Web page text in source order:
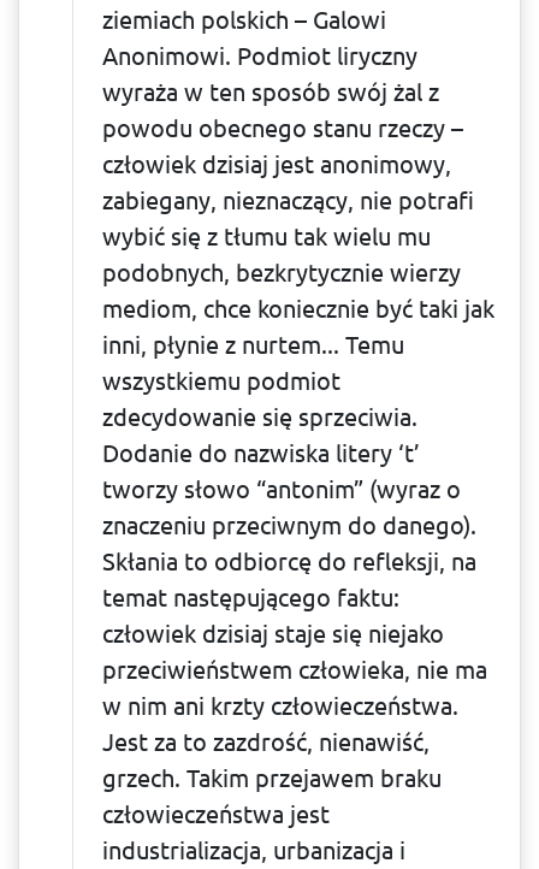
ziemiach polskich – Galowi
Anonimowi. Podmiot liryczny
wyraża w ten sposób swój żal z
powodu obecnego stanu rzeczy –
człowiek dzisiaj jest anonimowy,
zabiegany, nieznaczący, nie potrafi
wybić się z tłumu tak wielu mu
podobnych, bezkrytycznie wierzy
mediom, chce koniecznie być taki jak
inni, płynie z nurtem... Temu
wszystkiemu podmiot
zdecydowanie się sprzeciwia.
Dodanie do nazwiska litery ‘t’
tworzy słowo “antonim” (wyraz o
znaczeniu przeciwnym do danego).
Skłania to odbiorcę do refleksji, na
temat następującego faktu:
człowiek dzisiaj staje się niejako
przeciwieństwem człowieka, nie ma
w nim ani krzty człowieczeństwa.
Jest za to zazdrość, nienawiść,
grzech. Takim przejawem braku
człowieczeń­stwa jest
industrializacja, urbanizacja i